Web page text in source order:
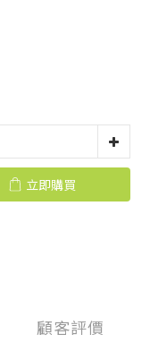
立即購買
顧客評價